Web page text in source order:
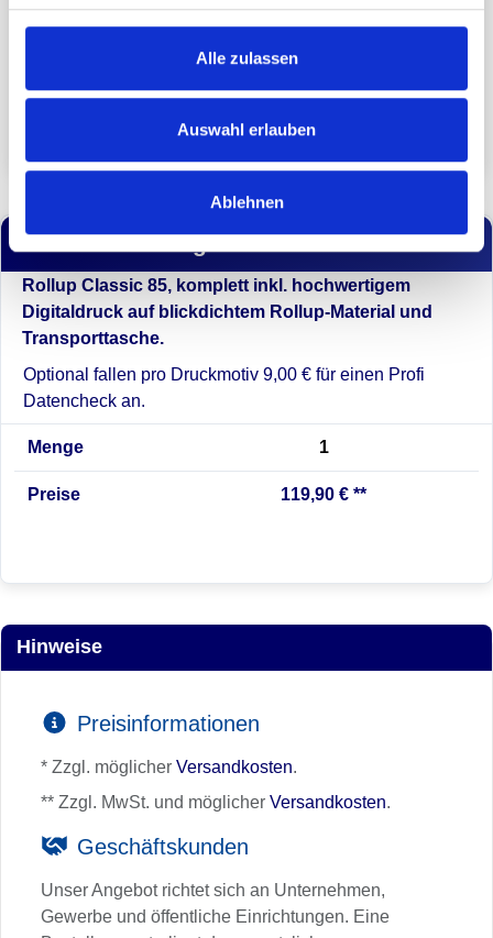
Alle zulassen
Auswahl erlauben
Ablehnen
Express-Produktion sowie Express-Versand
gegen Aufpreis möglich (Preise und Zeiten
Preise und Mengen *
Rollup Classic 85, komplett inkl. hochwertigem
Digitaldruck auf blickdichtem Rollup-Material und
Transporttasche.
Optional fallen pro Druckmotiv 9,00 € für einen Profi
Datencheck an.
Menge 1
Preise 119,90 € **
Hinweise
Preisinformationen
* Zzgl. möglicher Versandkosten.
** Zzgl. MwSt. und möglicher Versandkosten.
Geschäftskunden
Unser Angebot richtet sich an Unternehmen,
Gewerbe und öffentliche Einrichtungen. Eine